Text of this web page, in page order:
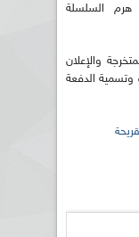
هرم السلسلة
والإعلان
وتسمية الدفعة